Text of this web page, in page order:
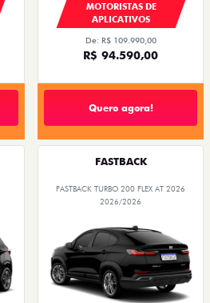
MOTORISTAS DE
APLICATIVOS
De: R$ 109.990,00
R$ 94.590,00
Quero agora!
FASTBACK
FASTBACK TURBO 200 FLEX AT 2026
2026/2026